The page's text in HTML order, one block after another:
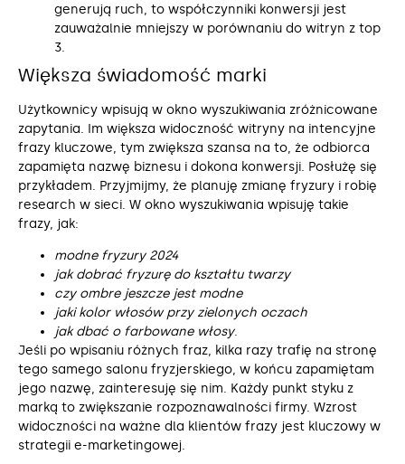
generują ruch, to współczynniki konwersji jest
zauważalnie mniejszy w porównaniu do witryn z top
3.
Większa świadomość marki
Użytkownicy wpisują w okno wyszukiwania zróżnicowane
zapytania. Im większa widoczność witryny na intencyjne
frazy kluczowe, tym zwiększa szansa na to, że odbiorca
zapamięta nazwę biznesu i dokona konwersji. Posłużę się
przykładem. Przyjmijmy, że planuję zmianę fryzury i robię
research w sieci. W okno wyszukiwania wpisuję takie
frazy, jak:
modne fryzury 2024
jak dobrać fryzurę do kształtu twarzy
czy ombre jeszcze jest modne
jaki kolor włosów przy zielonych oczach
jak dbać o farbowane włosy.
Jeśli po wpisaniu różnych fraz, kilka razy trafię na stronę
tego samego salonu fryzjerskiego, w końcu zapamiętam
jego nazwę, zainteresuję się nim. Każdy punkt styku z
marką to zwiększanie rozpoznawalności firmy. Wzrost
widoczności na ważne dla klientów frazy jest kluczowy w
strategii e-marketingowej.